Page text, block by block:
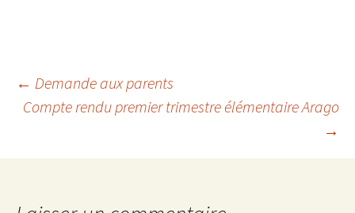
Navigation
← Demande aux parents
Compte rendu premier trimestre élémentaire Arago
→